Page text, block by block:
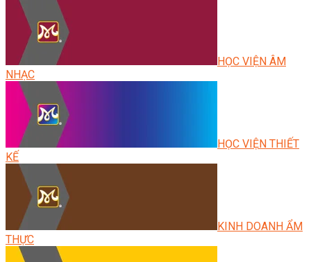
HỌC VIỆN ÂM
NHẠC
HỌC VIỆN THIẾT
KẾ
KINH DOANH ẨM
THỰC